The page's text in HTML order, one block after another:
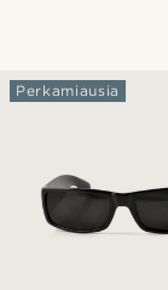
Perkamiausia